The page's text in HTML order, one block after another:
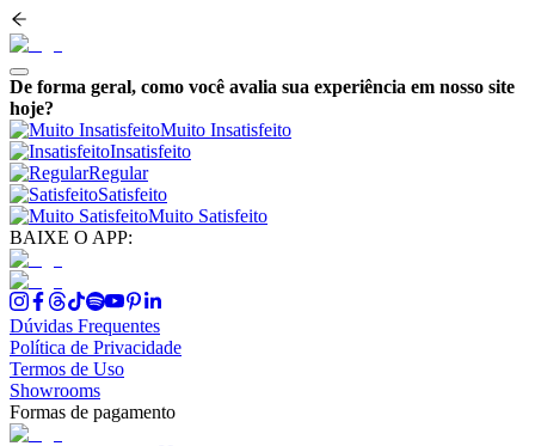
De forma geral, como você avalia sua experiência em nosso site
hoje?
Muito Insatisfeito
Insatisfeito
Regular
Satisfeito
Muito Satisfeito
BAIXE O APP:
Dúvidas Frequentes
Política de Privacidade
Termos de Uso
Showrooms
Formas de pagamento